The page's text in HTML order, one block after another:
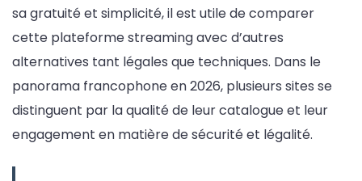
sa gratuité et simplicité, il est utile de comparer
cette plateforme streaming avec d’autres
alternatives tant légales que techniques. Dans le
panorama francophone en 2026, plusieurs sites se
distinguent par la qualité de leur catalogue et leur
engagement en matière de sécurité et légalité.